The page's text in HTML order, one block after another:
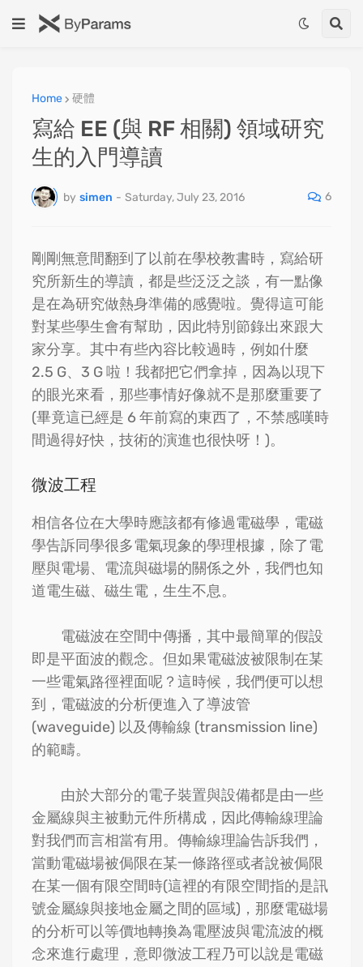
Home 硬體
寫給 EE (與 RF 相關) 領域研究
生的入門導讀
by simen - Saturday, July 23, 2016 6
剛剛無意間翻到了以前在學校教書時，寫給研
究所新生的導讀，都是些泛泛之談，有一點像
是在為研究做熱身準備的感覺啦。覺得這可能
對某些學生會有幫助，因此特別節錄出來跟大
家分享。其中有些內容比較過時，例如什麼
2.5 G、3 G 啦！我都把它們拿掉，因為以現下
的眼光來看，那些事情好像就不是那麼重要了
(畢竟這已經是 6 年前寫的東西了，不禁感嘆時
間過得好快，技術的演進也很快呀！)。
微波工程
相信各位在大學時應該都有修過電磁學，電磁
學告訴同學很多電氣現象的學理根據，除了電
壓與電場、電流與磁場的關係之外，我們也知
道電生磁、磁生電，生生不息。
電磁波在空間中傳播，其中最簡單的假設
即是平面波的觀念。但如果電磁波被限制在某
一些電氣路徑裡面呢？這時候，我們便可以想
到，電磁波的分析便進入了導波管
(waveguide) 以及傳輸線 (transmission line)
的範疇。
由於大部分的電子裝置與設備都是由一些
金屬線與主被動元件所構成，因此傳輸線理論
對我們而言相當有用。傳輸線理論告訴我們，
當動電磁場被侷限在某一條路徑或者說被侷限
在某一個有限空間時(這裡的有限空間指的是訊
號金屬線與接地金屬之間的區域)，那麼電磁場
的分析可以等價地轉換為電壓波與電流波的概
念來進行處理，意即微波工程乃可以說是電磁